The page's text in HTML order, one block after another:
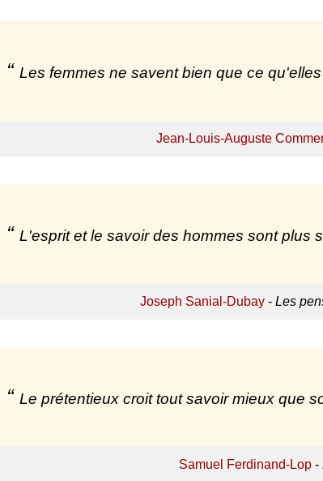
Les femmes ne savent bien que ce
Jean-Louis-Auguste
L'esprit et le savoir des hommes sont plus
Joseph Sanial-Dubay - Les
Le prétentieux croit tout savoir mieux que
Samuel Ferdinand-Lop-